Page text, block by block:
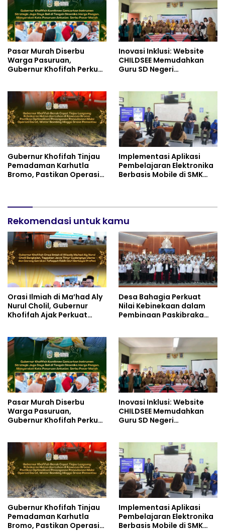
Pasar Murah Diserbu
Warga Pasuruan,
Gubernur Khofifah Perkuat
Inovasi Inklusi: Website
CHILDSEE Memudahkan
Guru SD Negeri
Berkebutuhan Khusus
Gubernur Khofifah Tinjau
Pemadaman Karhutla
Bromo, Pastikan Operasi
Implementasi Aplikasi
Pembelajaran Elektronika
Berbasis Mobile di SMK
Rekomendasi untuk kamu
Orasi Ilmiah di Ma’had Aly
Nurul Cholil, Gubernur
Khofifah Ajak Perkuat
Desa Bahagia Perkuat
Nilai Kebinekaan dalam
Pembinaan Paskibraka
Pasar Murah Diserbu
Warga Pasuruan,
Gubernur Khofifah Perkuat
Inovasi Inklusi: Website
CHILDSEE Memudahkan
Guru SD Negeri
Berkebutuhan Khusus
Gubernur Khofifah Tinjau
Pemadaman Karhutla
Bromo, Pastikan Operasi
Implementasi Aplikasi
Pembelajaran Elektronika
Berbasis Mobile di SMK